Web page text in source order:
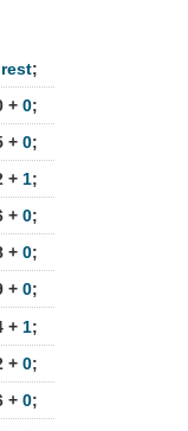
rest;
+ 0;
+ 0;
+ 1;
+ 0;
+ 0;
+ 0;
+ 1;
+ 0;
+ 0;